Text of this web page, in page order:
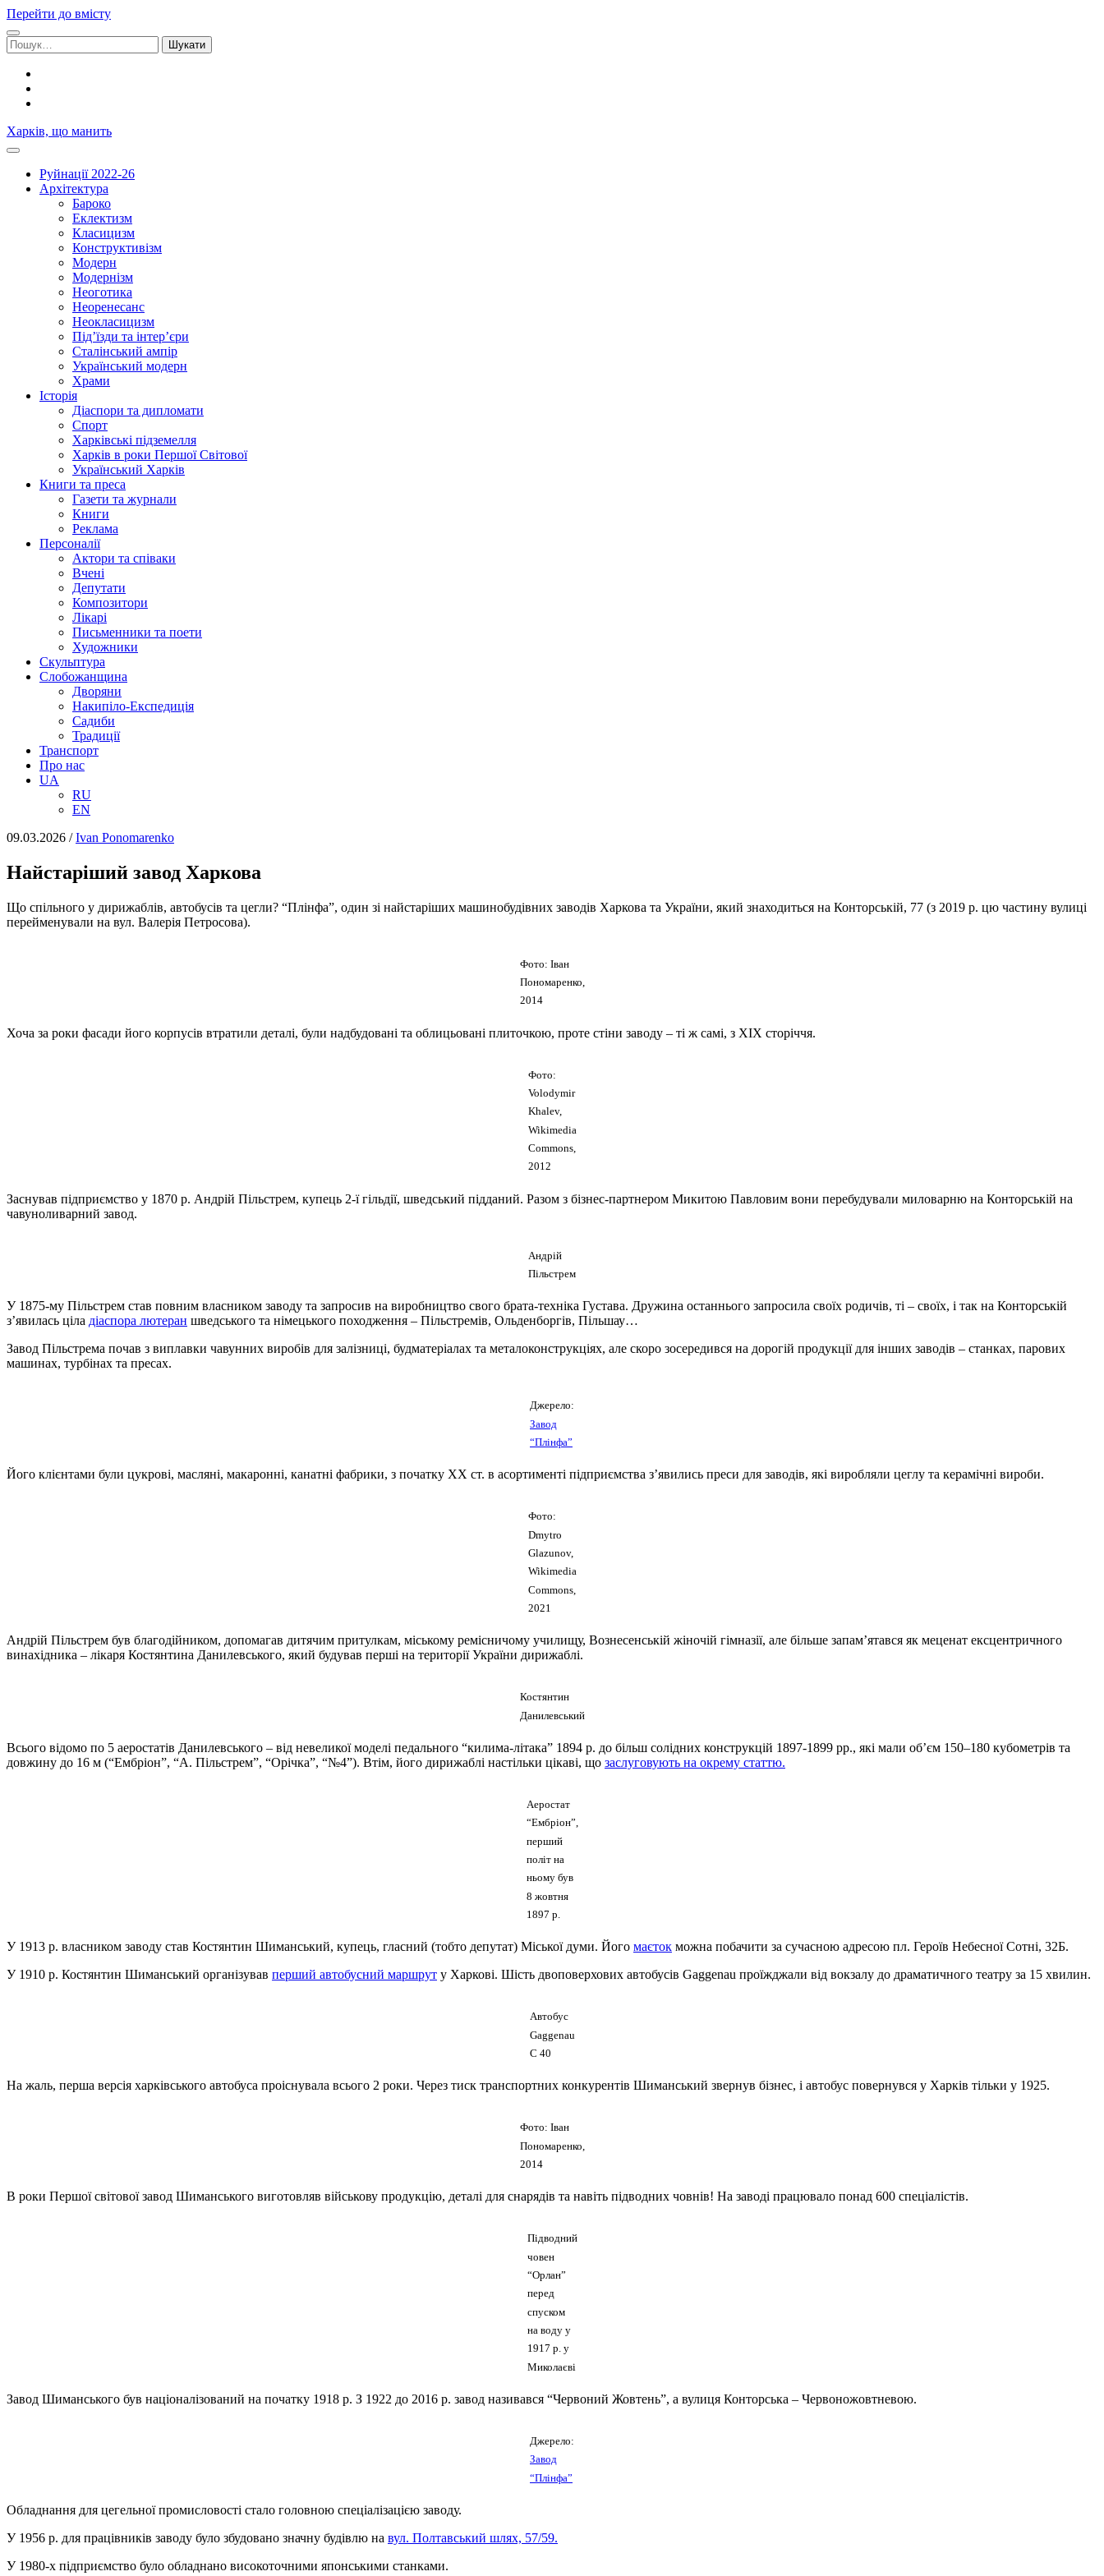
Перейти до вмісту
Шукати:
Харків, що манить
Руйнації 2022-26
Архітектура
Бароко
Еклектизм
Класицизм
Конструктивізм
Модерн
Модернізм
Неоготика
Неоренесанс
Неокласицизм
Під’їзди та інтер’єри
Сталінський ампір
Український модерн
Храми
Історія
Діаспори та дипломати
Спорт
Харківські підземелля
Харків в роки Першої Світової
Український Харків
Книги та преса
Газети та журнали
Книги
Реклама
Персоналії
Актори та співаки
Вчені
Депутати
Композитори
Лікарі
Письменники та поети
Художники
Скульптура
Слобожанщина
Дворяни
Накипіло-Експедиція
Садиби
Традиції
Транспорт
Про нас
UA
RU
EN
09.03.2026 /Іvan Ponomarenko
Найстаріший завод Харкова
Що спільного у дирижаблів, автобусів та цегли? “Плінфа”, один зі найстаріших машинобудівних заводів Харкова та України, який знаходиться на Конторській, 77 (з 2019 р. цю частину вулиці
перейменували на вул. Валерія Петросова).
Фото: Іван
Пономаренко,
2014
Хоча за роки фасади його корпусів втратили деталі, були надбудовані та облицьовані плиточкою, проте стіни заводу – ті ж самі, з ХIX сторіччя.
Фото:
Volodymir
Khalev,
Wikimedia
Commons,
2012
Заснував підприємство у 1870 р. Андрій Пільстрем, купець 2-ї гільдії, шведський підданий. Разом з бізнес-партнером Микитою Павловим вони перебудували миловарню на Конторській на
чавуноливарний завод.
Андрій
Пільстрем
У 1875-му Пільстрем став повним власником заводу та запросив на виробництво свого брата-техніка Густава. Дружина останнього запросила своїх родичів, ті – своїх, і так на Конторській
з’явилась ціла діаспора лютеран шведського та німецького походження – Пільстремів, Ольденборгів, Пільшау…
Завод Пільстрема почав з виплавки чавунних виробів для залізниці, будматеріалах та металоконструкціях, але скоро зосередився на дорогій продукції для інших заводів – станках, парових
машинах, турбінах та пресах.
Джерело:
Завод
“Плінфа”
Його клієнтами були цукрові, масляні, макаронні, канатні фабрики, з початку ХХ ст. в асортименті підприємства з’явились преси для заводів, які виробляли цеглу та керамічні вироби.
Фото:
Dmytro
Glazunov,
Wikimedia
Commons,
2021
Андрій Пільстрем був благодійником, допомагав дитячим притулкам, міському ремісничому училищу, Вознесенській жіночій гімназії, але більше запам’ятався як меценат ексцентричного
винахідника – лікаря Костянтина Данилевського, який будував перші на території України дирижаблі.
Костянтин
Данилевський
Всього відомо по 5 аеростатів Данилевського – від невеликої моделі педального “килима-літака” 1894 р. до більш солідних конструкцій 1897-1899 рр., які мали об’єм 150–180 кубометрів та
довжину до 16 м (“Ембріон”, “А. Пільстрем”, “Орічка”, “№4”). Втім, його дирижаблі настільки цікаві, що заслуговують на окрему статтю.
Аеростат
“Ембріон”,
перший
політ на
ньому був
8 жовтня
1897 р.
У 1913 р. власником заводу став Костянтин Шиманський, купець, гласний (тобто депутат) Міської думи. Його маєток можна побачити за сучасною адресою пл. Героїв Небесної Сотні, 32Б.
У 1910 р. Костянтин Шиманський організував перший автобусний маршрут у Харкові. Шість двоповерхових автобусів Gaggenau проїжджали від вокзалу до драматичного театру за 15 хвилин.
Автобус
Gaggenau
С 40
На жаль, перша версія харківського автобуса проіснувала всього 2 роки. Через тиск транспортних конкурентів Шиманський звернув бізнес, і автобус повернувся у Харків тільки у 1925.
Фото: Іван
Пономаренко,
2014
В роки Першої світової завод Шиманського виготовляв військову продукцію, деталі для снарядів та навіть підводних човнів! На заводі працювало понад 600 спеціалістів.
Підводний
човен
“Орлан”
перед
спуском
на воду у
1917 р. у
Миколаєві
Завод Шиманського був націоналізований на початку 1918 р. З 1922 до 2016 р. завод називався “Червоний Жовтень”, а вулиця Конторська – Червоножовтневою.
Джерело:
Завод
“Плінфа”
Обладнання для цегельної промисловості стало головною спеціалізацією заводу.
У 1956 р. для працівників заводу було збудовано значну будівлю на вул. Полтавський шлях, 57/59.
У 1980-х підприємство було обладнано високоточними японськими станками.